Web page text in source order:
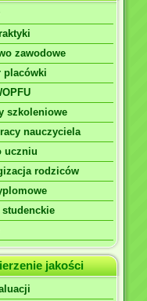
zawodowe
placówki
szkoleniowe
nauczyciela
uczniu
rodziców
studenckie
jakości